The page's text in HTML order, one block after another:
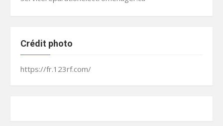
Crédit photo
https://fr.123rf.com/